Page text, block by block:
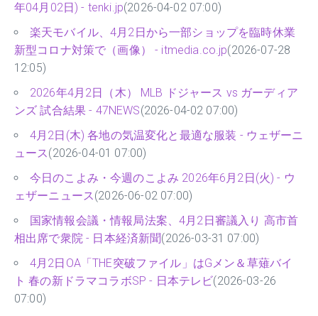
年04月02日) - tenki.jp(2026-04-02 07:00)
楽天モバイル、4月2日から一部ショップを臨時休業
新型コロナ対策で（画像） - itmedia.co.jp(2026-07-28
12:05)
2026年4月2日（木） MLB ドジャース vs ガーディア
ンズ 試合結果 - 47NEWS(2026-04-02 07:00)
4月2日(木) 各地の気温変化と最適な服装 - ウェザーニ
ュース(2026-04-01 07:00)
今日のこよみ・今週のこよみ 2026年6月2日(火) - ウ
ェザーニュース(2026-06-02 07:00)
国家情報会議・情報局法案、4月2日審議入り 高市首
相出席で衆院 - 日本経済新聞(2026-03-31 07:00)
4月2日OA「THE突破ファイル」はGメン＆草薙バイ
ト 春の新ドラマコラボSP - 日本テレビ(2026-03-26
07:00)